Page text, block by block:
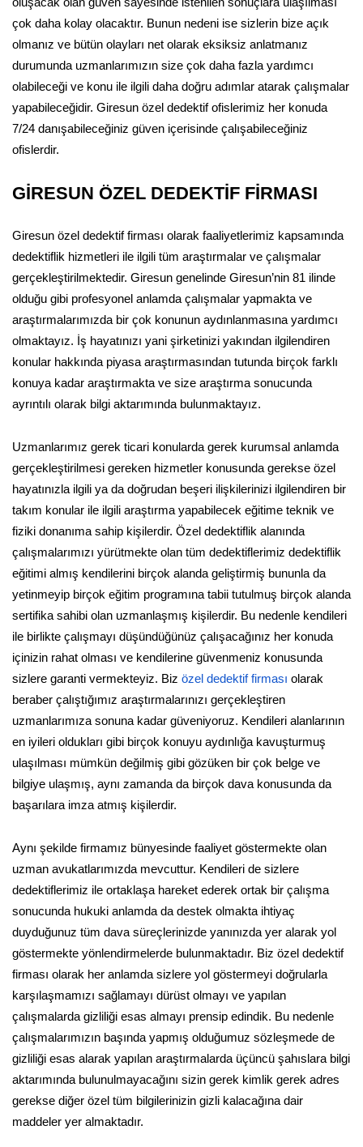
çok daha kolay olacaktır. Bunun nedeni ise sizlerin bize açık
olmanız ve bütün olayları net olarak eksiksiz anlatmanız
durumunda uzmanlarımızın size çok daha fazla yardımcı
olabileceği ve konu ile ilgili daha doğru adımlar atarak çalışmalar
yapabileceğidir. Giresun özel dedektif ofislerimiz her konuda
7/24 danışabileceğiniz güven içerisinde çalışabileceğiniz
ofislerdir.
GİRESUN ÖZEL DEDEKTİF FİRMASI
Giresun özel dedektif firması olarak faaliyetlerimiz kapsamında
dedektiflik hizmetleri ile ilgili tüm araştırmalar ve çalışmalar
gerçekleştirilmektedir. Giresun genelinde Giresun’nin 81 ilinde
olduğu gibi profesyonel anlamda çalışmalar yapmakta ve
araştırmalarımızda bir çok konunun aydınlanmasına yardımcı
olmaktayız. İş hayatınızı yani şirketinizi yakından ilgilendiren
konular hakkında piyasa araştırmasından tutunda birçok farklı
konuya kadar araştırmakta ve size araştırma sonucunda
ayrıntılı olarak bilgi aktarımında bulunmaktayız.
Uzmanlarımız gerek ticari konularda gerek kurumsal anlamda
gerçekleştirilmesi gereken hizmetler konusunda gerekse özel
hayatınızla ilgili ya da doğrudan beşeri ilişkilerinizi ilgilendiren bir
takım konular ile ilgili araştırma yapabilecek eğitime teknik ve
fiziki donanıma sahip kişilerdir. Özel dedektiflik alanında
çalışmalarımızı yürütmekte olan tüm dedektiflerimiz dedektiflik
eğitimi almış kendilerini birçok alanda geliştirmiş bununla da
yetinmeyip birçok eğitim programına tabii tutulmuş birçok alanda
sertifika sahibi olan uzmanlaşmış kişilerdir. Bu nedenle kendileri
ile birlikte çalışmayı düşündüğünüz çalışacağınız her konuda
içinizin rahat olması ve kendilerine güvenmeniz konusunda
sizlere garanti vermekteyiz. Biz özel dedektif firması olarak
beraber çalıştığımız araştırmalarınızı gerçekleştiren
uzmanlarımıza sonuna kadar güveniyoruz. Kendileri alanlarının
en iyileri oldukları gibi birçok konuyu aydınlığa kavuşturmuş
ulaşılması mümkün değilmiş gibi gözüken bir çok belge ve
bilgiye ulaşmış, aynı zamanda da birçok dava konusunda da
başarılara imza atmış kişilerdir.
Aynı şekilde firmamız bünyesinde faaliyet göstermekte olan
uzman avukatlarımızda mevcuttur. Kendileri de sizlere
dedektiflerimiz ile ortaklaşa hareket ederek ortak bir çalışma
sonucunda hukuki anlamda da destek olmakta ihtiyaç
duyduğunuz tüm dava süreçlerinizde yanınızda yer alarak yol
göstermekte yönlendirmelerde bulunmaktadır. Biz özel dedektif
firması olarak her anlamda sizlere yol göstermeyi doğrularla
karşılaşmamızı sağlamayı dürüst olmayı ve yapılan
çalışmalarda gizliliği esas almayı prensip edindik. Bu nedenle
çalışmalarımızın başında yapmış olduğumuz sözleşmede de
gizliliği esas alarak yapılan araştırmalarda üçüncü şahıslara bilgi
aktarımında bulunulmayacağını sizin gerek kimlik gerek adres
gerekse diğer özel tüm bilgilerinizin gizli kalacağına dair
maddeler yer almaktadır.